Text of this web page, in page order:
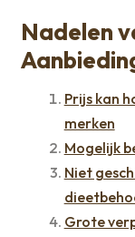
Nadelen
Prijs kan
merken
Mogelijk
Niet
Grote